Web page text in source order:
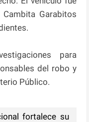
Garabitos
para
del robo y
Público.
fortalece su